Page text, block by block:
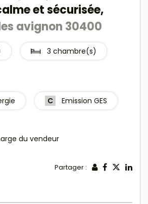
et sécurisée,
avignon 30400
3 chambre(s)
C Emission GES
du vendeur
Partager :